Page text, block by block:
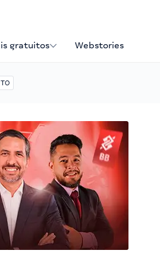
gratuitos Webstories
TO